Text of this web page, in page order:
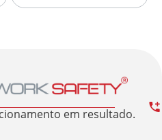
em resultado.